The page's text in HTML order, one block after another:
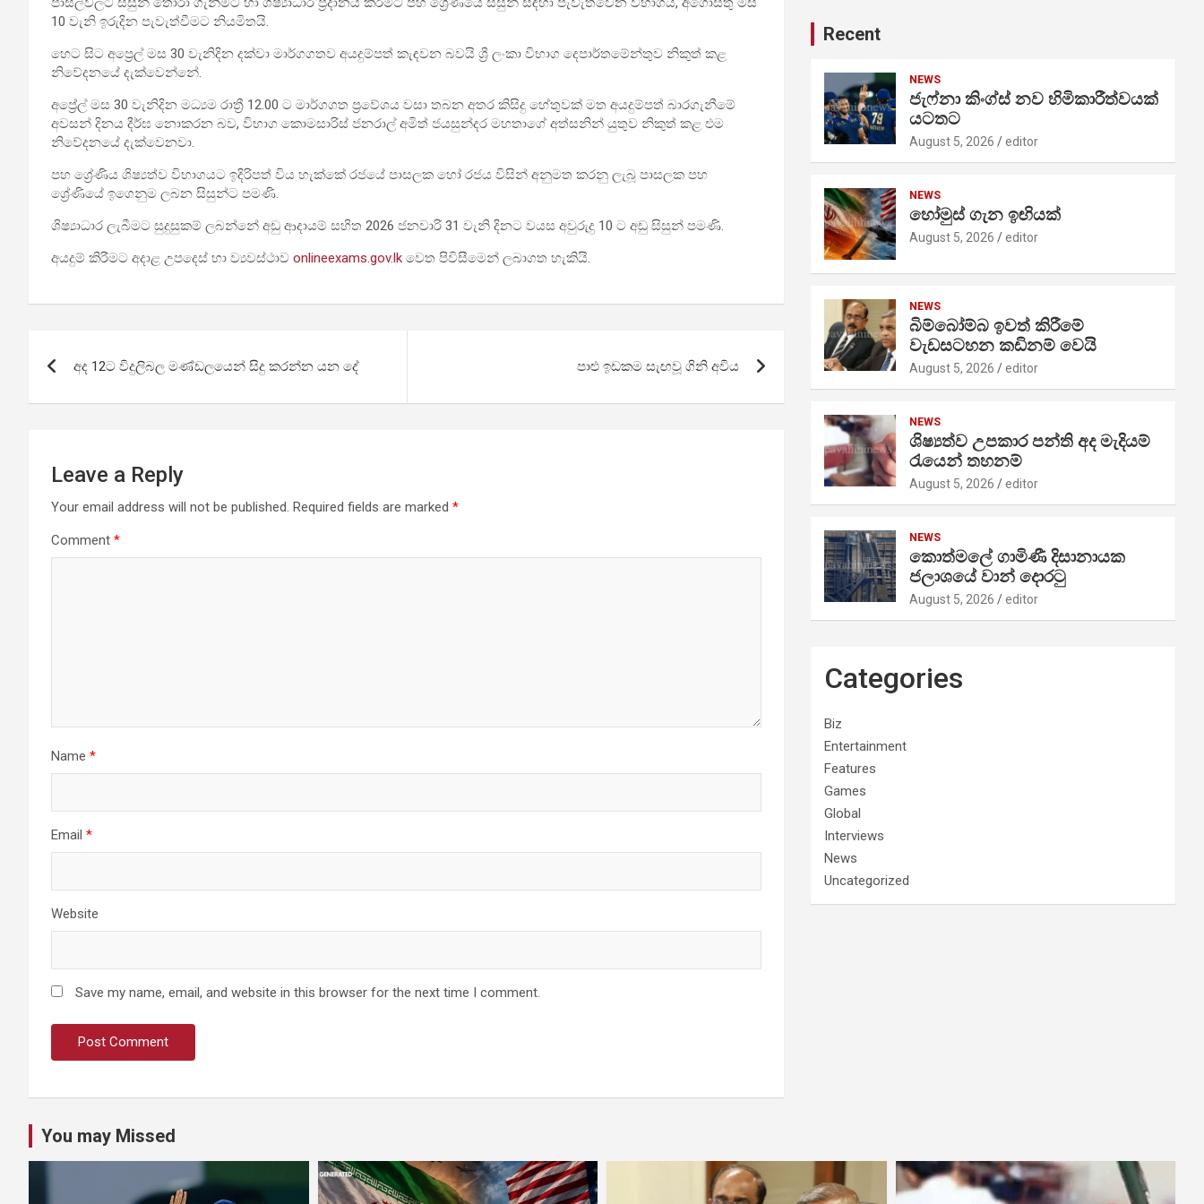
10 වැනි ඉරුදින පැවැත්වීමට නියමිතයි.
හෙට සිට අප්‍රෙල් මස 30 වැනිදින දක්වා මාර්ගගතව අයදුම්පත් කැඳවන බවයි ශ්‍රී ලංකා විභාග දෙපාර්තමේන්තුව නිකුත් කළ
නිවේදනයේ දැක්වෙන්නේ.
අප්‍රේල් මස 30 වැනිදින මධ්‍යම රාත්‍රී 12.00 ට මාර්ගගත ප්‍රවේශය වසා තබන අතර කිසිදු හේතුවක් මත අයදුම්පත් බාරගැනීමේ
අවසන් දිනය දීර්ඝ නොකරන බව, විභාග කොමසාරිස් ජනරාල් අමිත් ජයසුන්දර මහතාගේ අත්සනින් යුතුව නිකුත් කළ එම
නිවේදනයේ දැක්වෙනවා.
පහ‍ ශ්‍රේණිය ශිෂ්‍යත්ව විභාගයට ඉදිරිපත් විය හැක්කේ රජයේ පාසලක හෝ රජය විසින් අනුමත කරනු ලැබූ පාසලක පහ
ශ්‍රේණියේ ඉගෙනුම ලබන සිසුන්ට පමණි.
ශිෂ්‍යාධාර ලැබීමට සුදුසුකම් ලබන්නේ අඩු ආදායම් සහිත 2026 ජනවාරි 31 වැනි දිනට වයස අවුරුදු 10 ට අඩු සිසුන් පමණි.
අයදුම් කිරීමට අදාළ උපදෙස් හා ව්‍යවස්ථාව onlineexams.gov.lk වෙත පිවිසීමෙන් ලබාගත හැකියි.
navigation
අද 12ට විදුලිබල මණ්ඩලයෙන් සිදු කරන්න යන දේ පාළු ඉඩකම සැඟවූ ගිනි අවිය
Leave a Reply
Your email address will not be published. Required fields are marked *
Comment *
Name *
Email *
Website
Save my name, email, and website in this browser for the next time I comment.
Recent
NEWS
ජැෆ්නා කිංග්ස් නව හිමිකාරීත්වයක්
යටතට
August 5, 2026 editor
NEWS
හෝමුස් ගැන ඉඟියක්
August 5, 2026 editor
NEWS
බිම්බෝම්බ ඉවත් කිරීමේ
වැඩසටහන කඩිනම් වෙයි
August 5, 2026 editor
NEWS
ශිෂ්‍යත්ව උපකාර පන්ති අද මැදියම්
රැයෙන් තහනම්
August 5, 2026 editor
NEWS
කොත්මලේ ගාමිණී දිසානායක
ජලාශයේ වාන් දොරටු
August 5, 2026 editor
Categories
Biz
Entertainment
Features
Games
Global
Interviews
News
Uncategorized
You may Missed